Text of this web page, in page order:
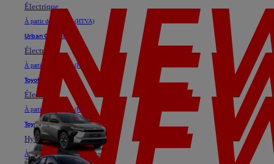
Électrique
À partir de 35.128 € (HTVA)
Urban Cruiser
Électrique
À partir de 29.747 € (HTVA)
Toyota bZ4X
Électrique
À partir de 37.025 € (HTVA)
Toyota C-HR
Hybride ou Plug-in Hybride
À partir de
24.611 € (HTVA)
29.739 €